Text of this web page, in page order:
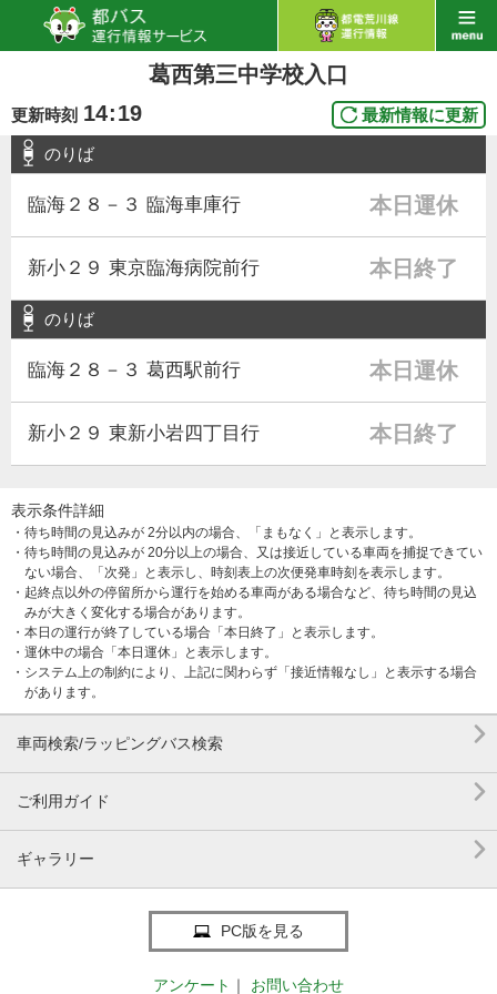
葛西第三中学校入口
更新時刻 14:19 最新情報に更新
のりば
臨海２８－３ 臨海車庫行 本日運休
新小２９ 東京臨海病院前行 本日終了
のりば
臨海２８－３ 葛西駅前行 本日運休
新小２９ 東新小岩四丁目行 本日終了
表示条件詳細
・待ち時間の見込みが 2分以内の場合、「まもなく」と表示します。
・待ち時間の見込みが 20分以上の場合、又は接近している車両を捕捉できてい
ない場合、「次発」と表示し、時刻表上の次便発車時刻を表示します。
・起終点以外の停留所から運行を始める車両がある場合など、待ち時間の見込
みが大きく変化する場合があります。
・本日の運行が終了している場合「本日終了」と表示します。
・運休中の場合「本日運休」と表示します。
・システム上の制約により、上記に関わらず「接近情報なし」と表示する場合
があります。
車両検索/ラッピングバス検索 
ご利用ガイド 
ギャラリー 
PC版を見る
アンケート ｜ お問い合わせ